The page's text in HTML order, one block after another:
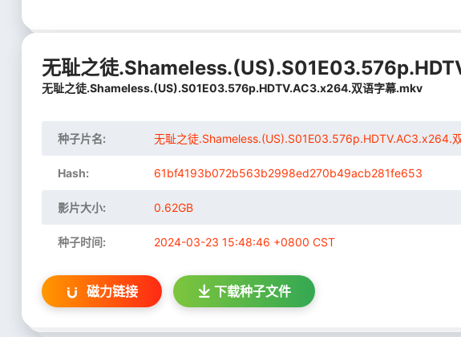
无耻之徒
无耻之徒.Shameless.(US).S01E03.576p.HDTV.AC3.x264.双语字幕.mkv
种子片名: 无耻之徒.Shameless.(US).S01E03.576p.HDTV.AC3.x264.
Hash: 61bf4193b072b563b2998ed270b49acb281fe653
影片大小: 0.62GB
种子时间: 2024-03-23 15:48:46 +0800 CST
磁力链接 下载种子文件